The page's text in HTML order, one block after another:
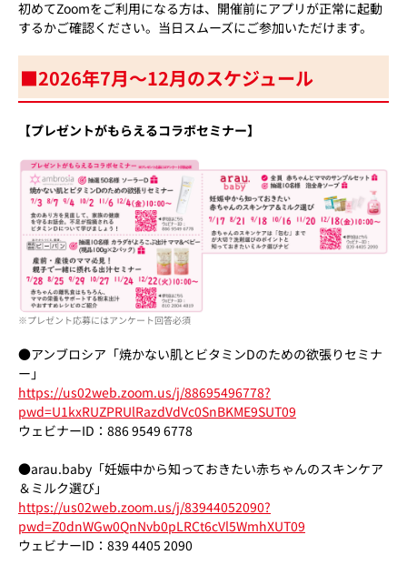
初めてZoomをご利用になる方は、開催前にアプリが正常に起動
するかご確認ください。当日スムーズにご参加いただけます。
■2026年7月～12月のスケジュール
【プレゼントがもらえるコラボセミナー】
※プレゼント応募にはアンケート回答必須
●アンブロシア「焼かない肌とビタミンDのための欲張りセミナ
ー」
https://us02web.zoom.us/j/88695496778?
pwd=U1kxRUZPRUlRazdVdVc0SnBKME9SUT09
ウェビナーID：886 9549 6778
●arau.baby「妊娠中から知っておきたい赤ちゃんのスキンケア
＆ミルク選び」
https://us02web.zoom.us/j/83944052090?
pwd=Z0dnWGw0QnNvb0pLRCt6cVl5WmhXUT09
ウェビナーID：839 4405 2090